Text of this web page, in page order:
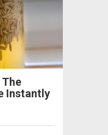
The
Instantly